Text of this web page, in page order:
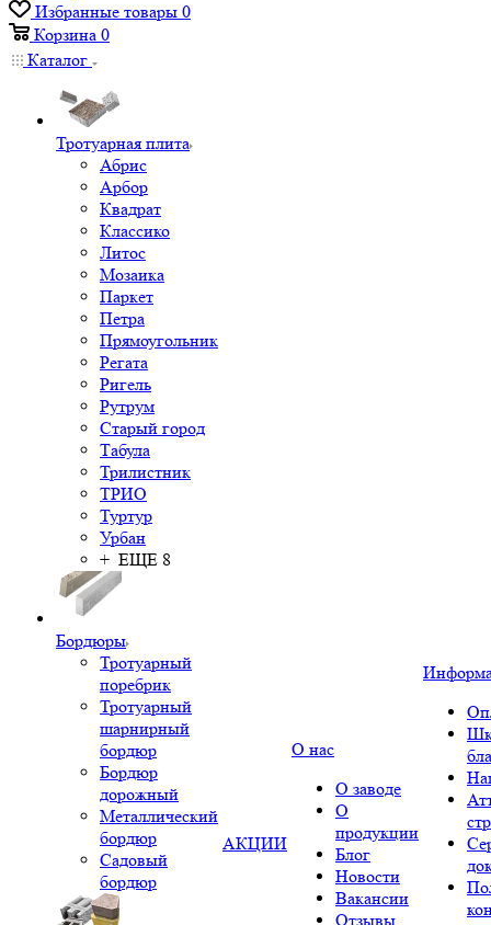
Избранные товары 0
Корзина 0
Каталог
Тротуарная плита
Абрис
Арбор
Квадрат
Классико
Литос
Мозаика
Паркет
Петра
Прямоугольник
Регата
Ригель
Рутрум
Старый город
Табула
Трилистник
ТРИО
Туртур
Урбан
+ ЕЩЕ 8
Бордюры
Тротуарный
поребрик
Тротуарный
шарнирный
бордюр
Бордюр
дорожный
Металлический
бордюр
Садовый
бордюр
АКЦИИ
О нас
О заводе
О
продукции
Блог
Новости
Вакансии
Отзывы